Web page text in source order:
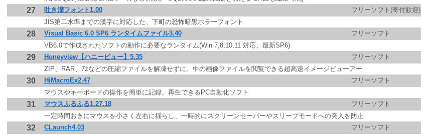
27 吐き溜フォント1.00 フリーソフト(寄付歓迎)
JIS第二水準までの漢字に対応した、下町の恐怖暗黒ホラーフォント
28 Visual Basic 6.0 SP6 ランタイムファイル3.40 フリーソフト
VB6.0で作成されたソフトの動作に必要なランタイム(Win 7,8,10,11 対応、最新SP6)
29 Honeyview【ハニービュー】5.35 フリーソフト
ZIP、RAR、7zなどの圧縮ファイルを解凍せずに、中の画像ファイルを閲覧できる超高速イメージビューアー
30 HiMacroEx2.47 フリーソフト
マウスやキーボードの操作を簡単に記録、再生できるPC自動化ソフト
31 マウスふるふる1.27.18 フリーソフト
一定時間おきにマウスを小さく左右に揺らし、一時的にスクリーンセーバーやスリープモードへの突入を防止
32 CLaunch4.03 フリーソフト